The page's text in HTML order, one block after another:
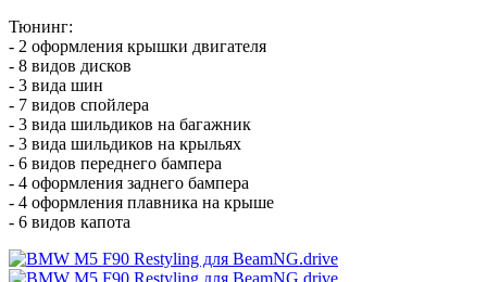
Тюнинг:
- 2 оформления крышки двигателя
- 8 видов дисков
- 3 вида шин
- 7 видов спойлера
- 3 вида шильдиков на багажник
- 3 вида шильдиков на крыльях
- 6 видов переднего бампера
- 4 оформления заднего бампера
- 4 оформления плавника на крыше
- 6 видов капота